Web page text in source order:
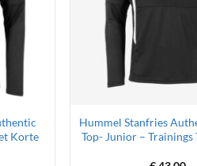
Korte
Hummel Stanfries
Top- Junior – Trainings